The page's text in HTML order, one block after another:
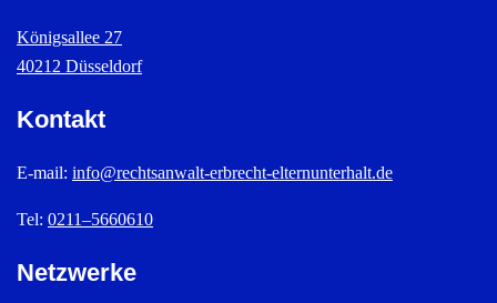
Königsallee 27
40212 Düsseldorf
Kontakt
E-mail: info@rechtsanwalt-erbrecht-elternunterhalt.de
Tel: 0211–5660610
Netzwerke